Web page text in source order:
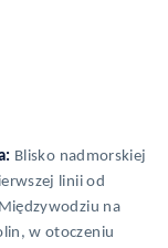
Blisko nadmorskiej
linii od
na
w otoczeniu